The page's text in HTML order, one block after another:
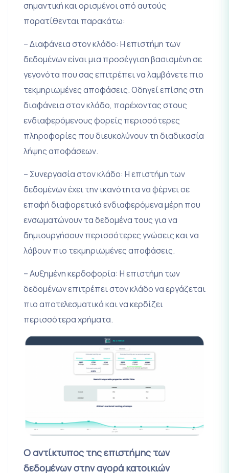
σημαντική και ορισμένοι από αυτούς
παρατίθενται παρακάτω:
– Διαφάνεια στον κλάδο: Η επιστήμη των
δεδομένων είναι μια προσέγγιση βασισμένη σε
γεγονότα που σας επιτρέπει να λαμβάνετε πιο
τεκμηριωμένες αποφάσεις. Οδηγεί επίσης στη
διαφάνεια στον κλάδο, παρέχοντας στους
ενδιαφερόμενους φορείς περισσότερες
πληροφορίες που διευκολύνουν τη διαδικασία
λήψης αποφάσεων.
– Συνεργασία στον κλάδο: Η επιστήμη των
δεδομένων έχει την ικανότητα να φέρνει σε
επαφή διαφορετικά ενδιαφερόμενα μέρη που
ενσωματώνουν τα δεδομένα τους για να
δημιουργήσουν περισσότερες γνώσεις και να
λάβουν πιο τεκμηριωμένες αποφάσεις.
– Αυξημένη κερδοφορία: Η επιστήμη των
δεδομένων επιτρέπει στον κλάδο να εργάζεται
πιο αποτελεσματικά και να κερδίζει
περισσότερα χρήματα.
Ο αντίκτυπος της επιστήμης των
δεδομένων στην αγορά κατοικιών